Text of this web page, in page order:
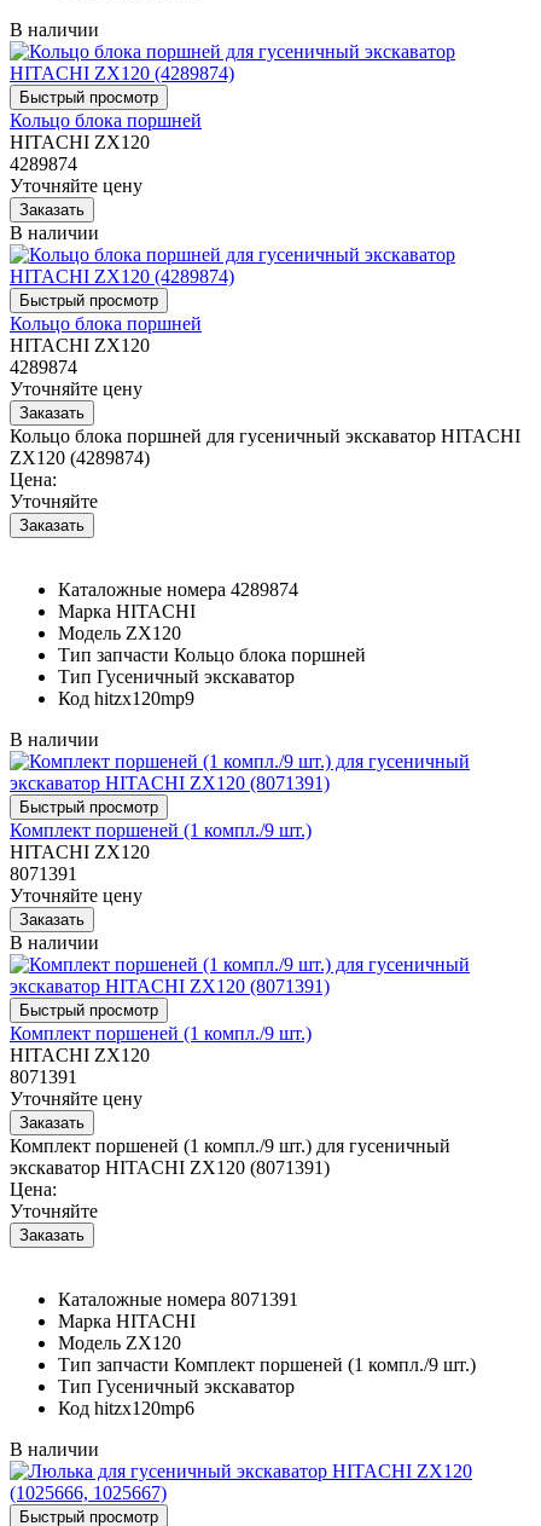
В наличии
Кольцо блока поршней
HITACHI ZX120
4289874
Уточняйте цену
В наличии
Кольцо блока поршней
HITACHI ZX120
4289874
Уточняйте цену
Кольцо блока поршней для гусеничный экскаватор HITACHI
ZX120 (4289874)
Цена:
Уточняйте
Каталожные номера 4289874
Марка HITACHI
Модель ZX120
Тип запчасти Кольцо блока поршней
Тип Гусеничный экскаватор
Код hitzx120mp9
В наличии
Комплект поршеней (1 компл./9 шт.)
HITACHI ZX120
8071391
Уточняйте цену
В наличии
Комплект поршеней (1 компл./9 шт.)
HITACHI ZX120
8071391
Уточняйте цену
Комплект поршеней (1 компл./9 шт.) для гусеничный
экскаватор HITACHI ZX120 (8071391)
Цена:
Уточняйте
Каталожные номера 8071391
Марка HITACHI
Модель ZX120
Тип запчасти Комплект поршеней (1 компл./9 шт.)
Тип Гусеничный экскаватор
Код hitzx120mp6
В наличии